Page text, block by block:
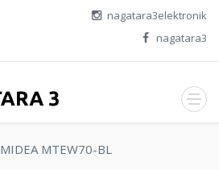
nagatara3elektronik
nagatara3
MIDEA MTEW70-BL